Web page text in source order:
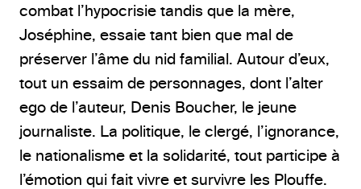
combat l’hypocrisie tandis que la mère,
Joséphine, essaie tant bien que mal de
préserver l’âme du nid familial. Autour d’eux,
tout un essaim de personnages, dont l’alter
ego de l’auteur, Denis Boucher, le jeune
journaliste. La politique, le clergé, l’ignorance,
le nationalisme et la solidarité, tout participe à
l’émotion qui fait vivre et survivre les Plouffe.